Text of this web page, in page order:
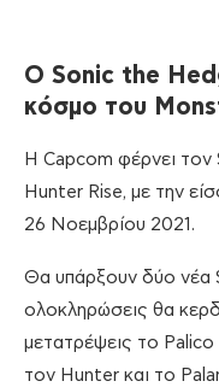
Ο Sonic the
κόσμο του
H Capcom φέρνει
Hunter Rise, με την
26 Νοεμβρίου 2021.
Θα υπάρξουν δύο νέα
ολοκληρώσεις θα
μετατρέψεις το Palico
τον Hunter και το